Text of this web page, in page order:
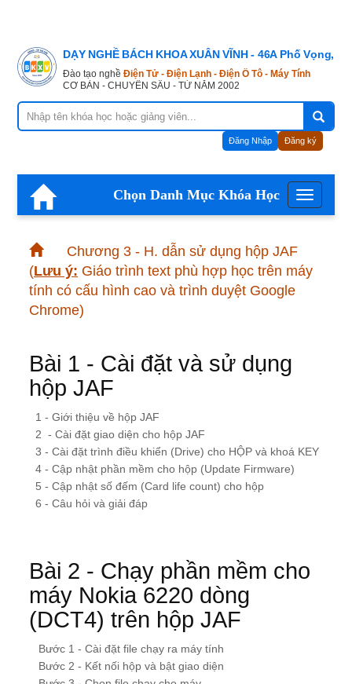
DẠY NGHỀ BÁCH KHOA XUÂN VĨNH - 46A Phố Vọng,
Đào tạo nghề Điện Tử - Điện Lạnh - Điện Ô Tô - Máy Tính
CƠ BẢN - CHUYÊN SÂU - TỪ NĂM 2002
Đăng Nhập Đăng ký
Menu
Chọn Danh Mục Khóa Học
Chương 3 - H. dẫn sử dụng hộp JAF
(Lưu ý: Giáo trình text phù hợp học trên máy
tính có cấu hình cao và trình duyệt Google
Chrome)
Bài 1 - Cài đặt và sử dụng
hộp JAF
1 - Giới thiệu về hộp JAF
2 - Cài đặt giao diện cho hộp JAF
3 - Cài đặt trình điều khiển (Drive) cho HỘP và khoá KEY
4 - Cập nhật phần mềm cho hộp (Update Firmware)
5 - Cập nhật số đếm (Card life count) cho hộp
6 - Câu hỏi và giải đáp
Bài 2 - Chạy phần mềm cho
máy Nokia 6220 dòng
(DCT4) trên hộp JAF
Bước 1 - Cài đặt file chạy ra máy tính
Bước 2 - Kết nối hộp và bật giao diện